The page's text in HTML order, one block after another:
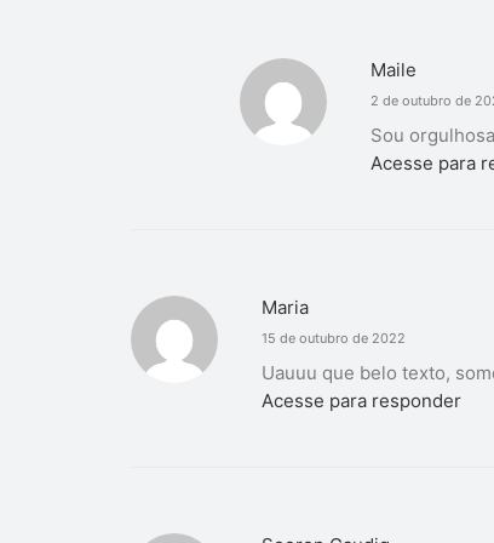
Maile
2 de outubro de
Sou
Acesse para
Maria
15 de outubro de 2022
Uauuu que belo texto,
Acesse para responder